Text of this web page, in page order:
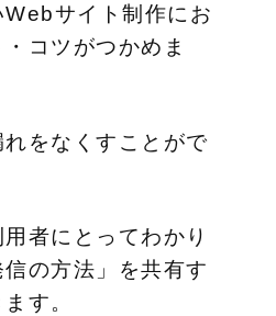
サイト制作にお
コツがつかめま
をなくすことがで
者にとってわかり
の方法」を共有す
す。